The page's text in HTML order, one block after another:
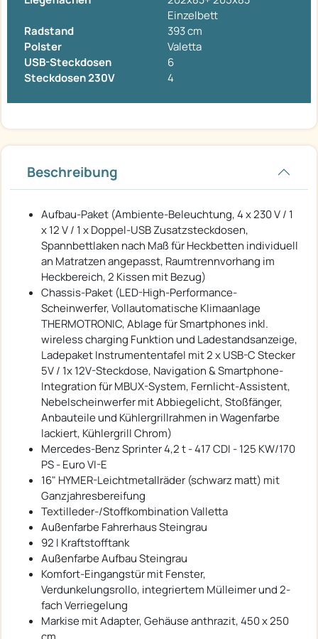
Einzelbett
Radstand
393 cm
Polster
Valetta
USB-Steckdosen
6
Steckdosen 230V
4
Beschreibung
Aufbau-Paket (Ambiente-Beleuchtung, 4 x 230 V / 1
x 12 V / 1 x Doppel-USB Zusatzsteckdosen,
Spannbettlaken nach Maß für Heckbetten individuell
an Matratzen angepasst, Raumtrennvorhang im
Heckbereich, 2 Kissen mit Bezug)
Chassis-Paket (LED-High-Performance-
Scheinwerfer, Vollautomatische Klimaanlage
THERMOTRONIC, Ablage für Smartphones inkl.
wireless charging Funktion und Ladestandsanzeige,
Ladepaket Instrumententafel mit 2 x USB-C Stecker
5V / 1x 12V-Steckdose, Navigation & Smartphone-
Integration für MBUX-System, Fernlicht-Assistent,
Nebelscheinwerfer mit Abbiegelicht, Stoßfänger,
Anbauteile und Kühlergrillrahmen in Wagenfarbe
lackiert, Kühlergrill Chrom)
Mercedes-Benz Sprinter 4,2 t - 417 CDI - 125 KW/170
PS - Euro VI-E
16" HYMER-Leichtmetallräder (schwarz matt) mit
Ganzjahresbereifung
Textilleder-/Stoffkombination Valletta
Außenfarbe Fahrerhaus Steingrau
92 l Kraftstofftank
Außenfarbe Aufbau Steingrau
Komfort-Eingangstür mit Fenster,
Verdunkelungsrollo, integriertem Mülleimer und 2-
fach Verriegelung
Markise mit Adapter, Gehäuse anthrazit, 450 x 250